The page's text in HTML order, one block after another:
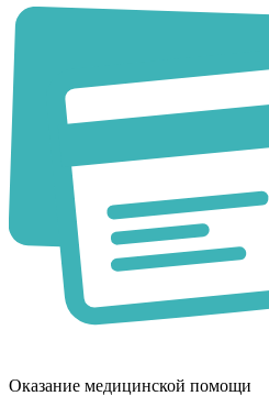
Оказание медицинской помощи